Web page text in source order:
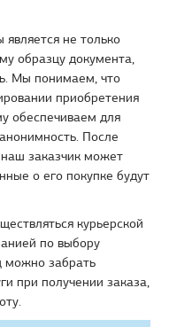
не только
образцу документа,
Мы понимаем, что
приобретения
обеспечиваем для
После
заказчик может
о его покупке будут
курьерской
по выбору
можно забрать
при получении заказа,